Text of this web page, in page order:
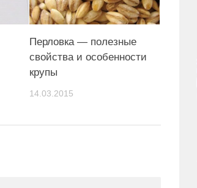
Перловка — полезные
свойства и особенности
крупы
14.03.2015